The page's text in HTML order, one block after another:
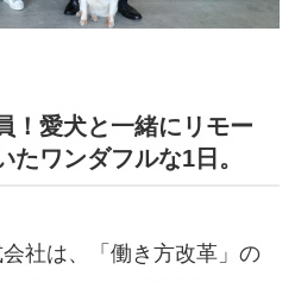
！愛犬と一緒にリモー
たワンダフルな1日。
社は、「働き方改革」の